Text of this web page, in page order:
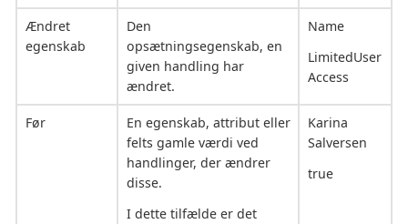
Ændret
egenskab
Den
opsætningsegenskab, en
given handling har
ændret.
Name
LimitedUser
Access
Før
En egenskab, attribut eller
felts gamle værdi ved
handlinger, der ændrer
disse.
I dette tilfælde er det
Karina
Salversen
true